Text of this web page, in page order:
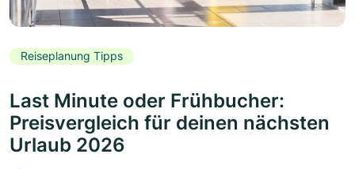
Reiseplanung Tipps
Last Minute oder Frühbucher:
Preisvergleich für deinen nächsten
Urlaub 2026